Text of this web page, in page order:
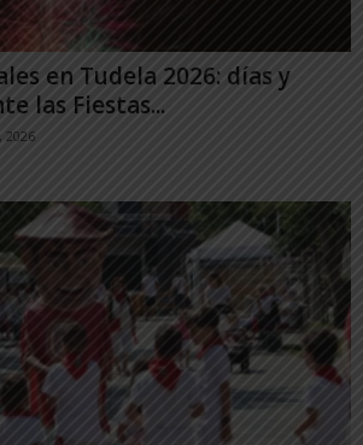
en Tudela 2026: días y
las Fiestas...
2026